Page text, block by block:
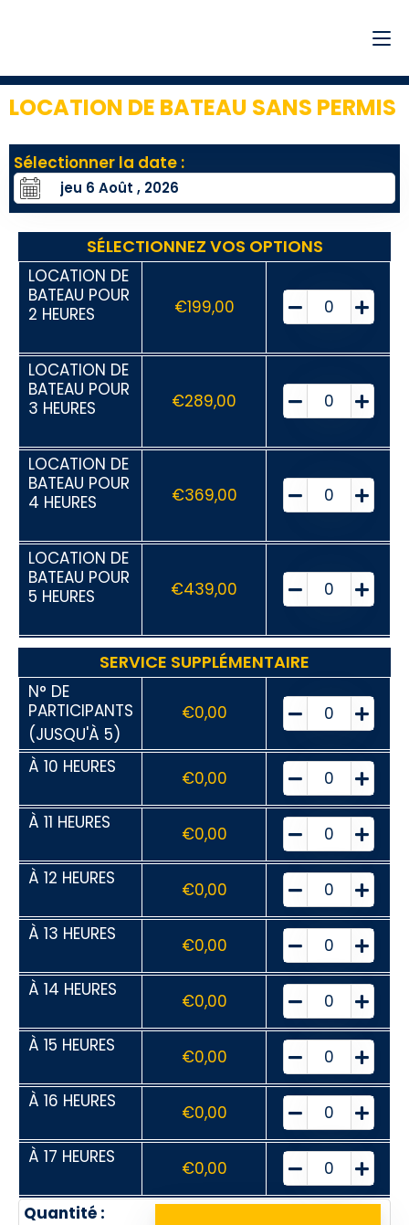
LOCATION DE BATEAU SANS PERMIS
Sélectionner la date :
SÉLECTIONNEZ VOS OPTIONS
LOCATION DE
BATEAU POUR
2 HEURES
€199,00
LOCATION DE
BATEAU POUR
3 HEURES
€289,00
LOCATION DE
BATEAU POUR
4 HEURES
€369,00
LOCATION DE
BATEAU POUR
5 HEURES
€439,00
SERVICE SUPPLÉMENTAIRE
N° DE
PARTICIPANTS
(JUSQU'À 5)
€0,00
À 10 HEURES
€0,00
À 11 HEURES
€0,00
À 12 HEURES
€0,00
À 13 HEURES
€0,00
À 14 HEURES
€0,00
À 15 HEURES
€0,00
À 16 HEURES
€0,00
À 17 HEURES
€0,00
Quantité :